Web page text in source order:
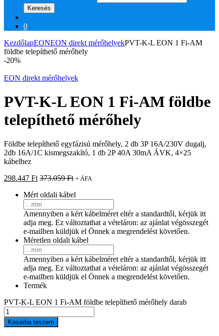
Keresés
0
KezdőlapEONEON direkt mérőhelyekPVT-K-L EON 1 Fi-AM
földbe telepíthető mérőhely
-20%
EON direkt mérőhelyek
PVT-K-L EON 1 Fi-AM földbe
telepíthető mérőhely
Földbe telepíthető egyfázisú mérőhely, 2 db 3P 16A/230V dugalj,
2db 16A/1C kismegszakító, 1 db 2P 40A 30mA ÁVK, 4×25
kábelhez
298.447 Ft 373.059Ft + ÁFA
Mért oldali kábel
Amennyiben a kért kábelméret eltér a standardtől, kérjük itt
adja meg. Ez változtathat a vételáron: az ajánlat végösszegét
e-mailben küldjük el Önnek a megrendelést követően.
Méretlen oldali kábel
Amennyiben a kért kábelméret eltér a standardtől, kérjük itt
adja meg. Ez változtathat a vételáron: az ajánlat végösszegét
e-mailben küldjük el Önnek a megrendelést követően.
Termék
PVT-K-L EON 1 Fi-AM földbe telepíthető mérőhely darab
Kosárba teszem